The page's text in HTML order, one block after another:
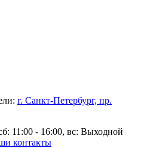
г. Санкт-Петербург, пр.
11:00 - 16:00, вс: Выходной
контакты